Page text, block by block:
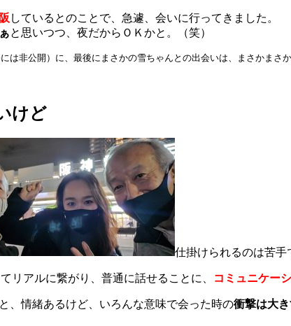
しているとのことで、急遽、会いに行ってきました。
と思いつつ、夜だからＯＫかと。（笑）
非公開）に、最後にまさかの雪ちゃんとの出会いは、まさかまさか
けど
仕掛けられるのは苦手
リアルに繋がり、普通に話せることに、 コミュニケー
、情緒あるけど、いろんな意味で会った時の衝撃は大き